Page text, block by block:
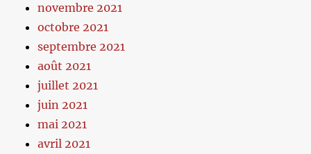
novembre 2021
octobre 2021
septembre 2021
août 2021
juillet 2021
juin 2021
mai 2021
avril 2021